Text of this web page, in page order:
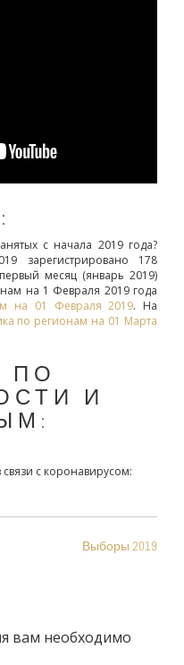
с начала 2019 года?
зарегистрировано 178
месяц (январь 2019)
на 1 Февраля 2019 года
на 01 Февраля 2019. На
по регионам на 01 Марта
ПО
И
с коронавирусом:
Выборы 2019
вам необходимо